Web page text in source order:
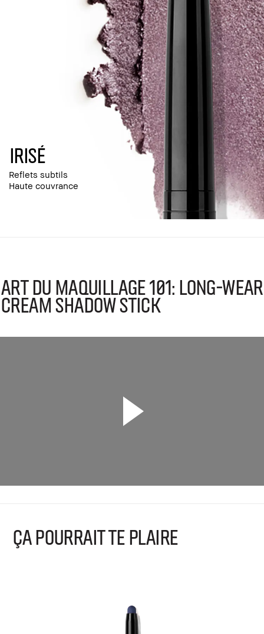
IRISÉ
Reflets subtils
Haute couvrance
Art du Maquillage 101: Long-Wear
Cream Shadow Stick
ÇA POURRAIT TE PLAIRE